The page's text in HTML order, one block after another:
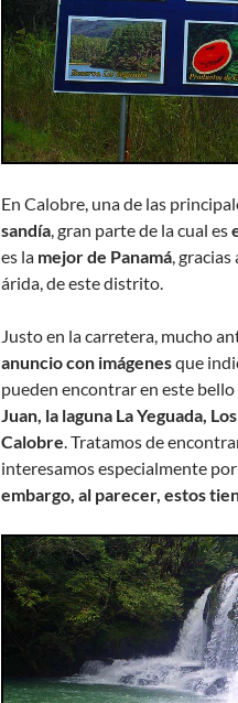
En Calobre, una de las
sandía, gran parte de la cual es
es la mejor de Panamá,
árida, de este distrito.
Justo en la carretera, mucho
anuncio con imágenesque
pueden encontrar en este
Juan, la laguna La Yeguada,
Calobre. Tratamos de
interesamos especialmente
embargo, al parecer, estos